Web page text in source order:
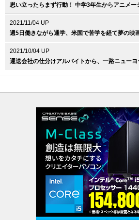
2021/11/04 UP
2021/10/04 UP